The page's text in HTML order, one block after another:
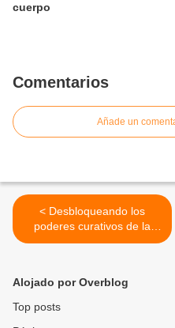
cuerpo
Comentarios
Añade un
< Desbloqueando los
poderes curativos de la
naturaleza: Una guía
espondilolistesis
Alojado por Overblog
Top posts